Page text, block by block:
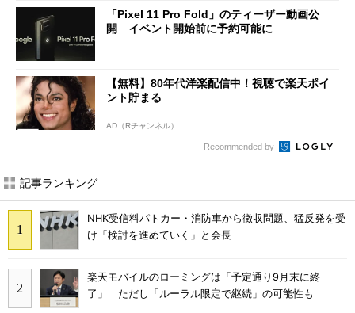
「Pixel 11 Pro Fold」のティーザー動画公
開 イベント開始前に予約可能に
【無料】80年代洋楽配信中！視聴で楽天ポイ
ント貯まる
AD（Rチャンネル）
Recommended by
記事ランキング
NHK受信料パトカー・消防車から徴収問題、猛反発を受
け「検討を進めていく」と会長
楽天モバイルのローミングは「予定通り9月末に終
了」 ただし「ルーラル限定で継続」の可能性も